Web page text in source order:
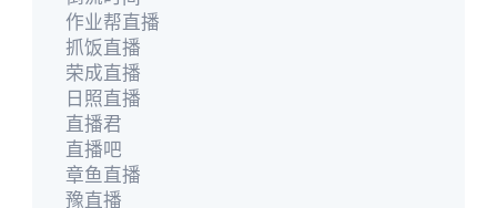
作业帮直播
抓饭直播
荣成直播
日照直播
直播君
直播吧
章鱼直播
豫直播